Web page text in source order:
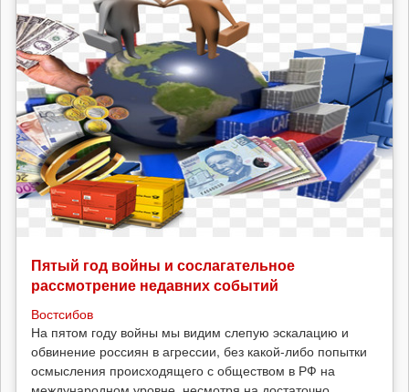
Пятый год войны и сослагательное
рассмотрение недавних событий
Востсибов
На пятом году войны мы видим слепую эскалацию и
обвинение россиян в агрессии, без какой-либо попытки
осмысления происходящего с обществом в РФ на